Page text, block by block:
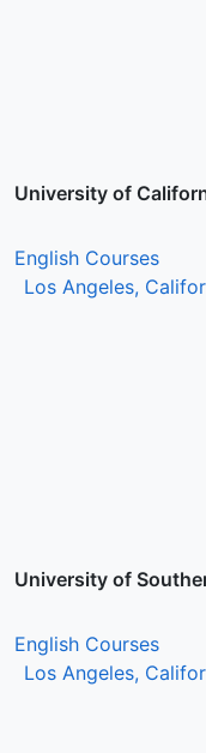
University of
English Courses
Los Angeles,
University of
English Courses
Los Angeles,